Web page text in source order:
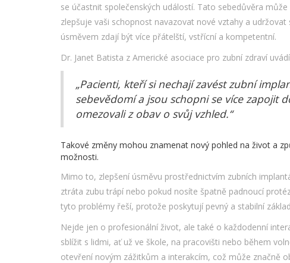
se účastnit společenských událostí. Tato sebedůvěra
zlepšuje vaši schopnost navazovat nové vztahy a
úsměvem zdají být více přátelští, vstřícní a kompetentní.
Dr. Janet Batista z Americké asociace pro zubní zdraví
„Pacienti, kteří si nechají zavést zubní
sebevědomí a jsou schopni se více zapojit
omezovali z obav o svůj vzhled.“
Takové změny mohou znamenat nový pohled na život a
možnosti.
Mimo to, zlepšení úsměvu prostřednictvím zubních
ztráta zubu trápí nebo pokud nosíte špatně padnoucí
tyto problémy řeší, protože poskytují pevný a stabilní
Nejde jen o profesionální život, ale také o každodenní
sblížit s lidmi, ať už ve škole, na pracovišti nebo během
otevření novým zážitkům a interakcím, což může značně